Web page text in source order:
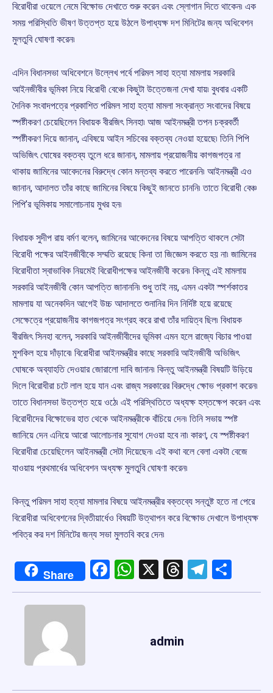
বিরোধীরা ওয়েলে নেমে বিক্ষোভ দেখাতে শুরু করেন এবং স্লোগান দিতে থাকেন৷ এক
সময় পরিস্থিতি ভীষণ উত্তপ্ত হয়ে উঠলে উপাধ্যক্ষ দশ মিনিটের জন্য অধিবেশন
মুলতুবি ঘোষণা করেন৷
এদিন বিধানসভা অধিবেশনে উল্লেখ পর্বে পরিমল সাহা হত্যা মামলায় সরকারি
আইনজীবীর ভূমিকা নিয়ে বিরোধী বেঞ্চে কিছুটা উত্তেজনা দেখা যায়৷ বুধবার একটি
দৈনিক সংবাদপত্রে প্রকাশিত পরিমল সাহা হত্যা মামলা সংক্রান্ত সংবাদের বিষয়ে
স্পষ্টীকরণ চেয়েছিলেন বিধায়ক বীরজিৎ সিনহা৷ আজ আইনমন্ত্রী তপন চক্রবর্তী
স্পষ্টীকরণ দিয়ে জানান, এবিষয়ে আইন সচিবের বক্তব্য নেওয়া হয়েছে৷ তিনি পিপি
অভিজিৎ ঘোষের বক্তব্য তুলে ধরে জানান, মামলায় প্রয়োজনীয় কাগজপত্র না
থাকায় জামিনের আবেদনের বিরুদ্ধে কোন মন্তব্য করতে পারেননি৷ আইনমন্ত্রী এও
জানান, আদালত তাঁর কাছে জামিনের বিষয়ে কিছুই জানতে চাননি৷ তাতে বিরোধী বেঞ্চ
পিপি’র ভূমিকায় সমালোচনায় মুখর হন৷
বিধায়ক সুদীপ রায় বর্মণ বলেন, জামিনের আবেদনের বিষয়ে আপত্তি থাকলে সেটা
বিরোধী পক্ষের আইনজীবীকে সম্মতি রয়েছে কিনা তা জিজ্ঞেস করতে হয় না৷ জামিনের
বিরোধীতা স্বাভাবিক নিয়মেই বিরোধীপক্ষের আইনজীবী করেন৷ কিন্তু এই মামলায়
সরকারি আইনজীবী কোন আপত্তি জানাননি৷ শুধু তাই নয়, এমন একটা স্পর্শকাতর
মামলায় যা অনেকদিন আগেই উচ্চ আদালতে শুনানির দিন নির্দিষ্ট হয়ে রয়েছে
সেক্ষেত্রে প্রয়োজনীয় কাগজপত্র সংগ্রহ করে রাখা তাঁর দায়িত্ব ছিল৷ বিধায়ক
বীরজিৎ সিনহা বলেন, সরকারি আইনজীবীদের ভূমিকা এমন হলে রাজ্যে বিচার পাওয়া
মুশকিল হয়ে দাঁড়াবে৷ বিরোধীরা আইনমন্ত্রীর কাছে সরকারি আইনজীবী অভিজিৎ
ঘোষকে অব্যাহতি দেওয়ার জোরালো দাবি জানান৷ কিন্তু আইনমন্ত্রী বিষয়টি উড়িয়ে
দিলে বিরোধীরা চটে লাল হয়ে যান এবং রাজ্য সরকারের বিরুদ্ধে ক্ষোভ প্রকাশ করেন৷
তাতে বিধানসভা উত্তপ্ত হয়ে ওঠে৷ এই পরিস্থিতিতে অধ্যক্ষ হস্তক্ষেপ করেন এবং
বিরোধীদের বিক্ষোভের হাত থেকে আইনমন্ত্রীকে বাঁচিয়ে দেন৷ তিনি সভায় স্পষ্ট
জানিয়ে দেন এনিয়ে আরো আলোচনার সুযোগ দেওয়া হবে না৷ কারণ, যে স্পষ্টীকরণ
বিরোধীরা চেয়েছিলেন আইনমন্ত্রী সেটা দিয়েছেন৷ এই কথা বলে বেলা একটা বেজে
যাওয়ায় প্রথমার্ধের অধিবেশন অধ্যক্ষ মুলতুবি ঘোষণা করেন৷
কিন্তু পরিমল সাহা হত্যা মামলার বিষয়ে আইনমন্ত্রীর বক্তব্যে সন্তুষ্ট হতে না পেরে
বিরোধীরা অধিবেশনের দ্বিতীয়ার্ধেও বিষয়টি উত্থাপন করে বিক্ষোভ দেখালে উপাধ্যক্ষ
পবিত্র কর দশ মিনিটের জন্য সভা মুলতবি করে দেন৷
Share Facebook
WhatsApp
X Threads
admin